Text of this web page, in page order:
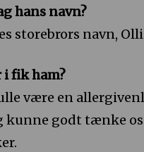
hans navn?
storebrors navn,
i fik ham?
være en
kunne godt tænke